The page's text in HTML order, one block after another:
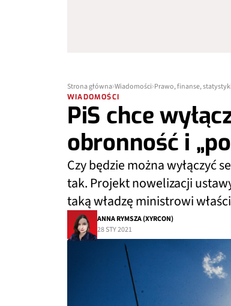
Strona główna Wiadomości Prawo, finanse, statystyki
WIADOMOŚCI
PiS chce
obronność i
Czy będzie można wyłączyć
tak. Projekt nowelizacji
taką władzę ministrowi
ANNA RYMSZA (XYRCON)
28 STY 2021